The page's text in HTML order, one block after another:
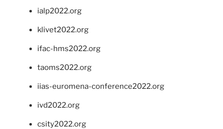
ialp2022.org
klivet2022.org
ifac-hms2022.org
taoms2022.org
iias-euromena-conference2022.org
ivd2022.org
csity2022.org